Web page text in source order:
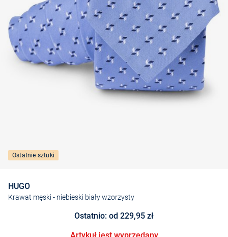
Ostatnie sztuki
HUGO
Krawat męski - niebieski biały wzorzysty
Ostatnio: od 229,95 zł